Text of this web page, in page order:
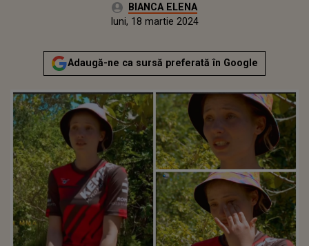
Autor:BIANCA ELENA
Actualizat:
luni, 18 martie 2024
Adaugă-ne ca sursă preferată în Google